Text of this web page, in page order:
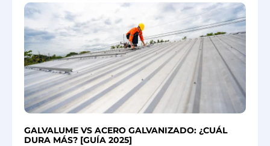
GALVALUME VS ACERO GALVANIZADO: ¿CUÁL
DURA MÁS? [GUÍA 2025]